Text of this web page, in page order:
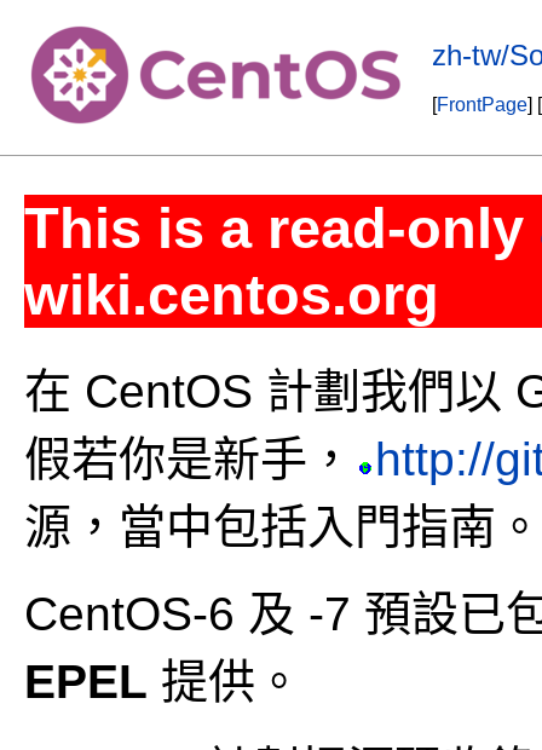
zh-tw/
[FrontPage] [
This is a read-only
wiki.centos.org
在 CentOS 計劃我們以
假若你是新手，
http://
源，當中包括入門指南。
CentOS-6 及 -7 預設已
EPEL 提供。